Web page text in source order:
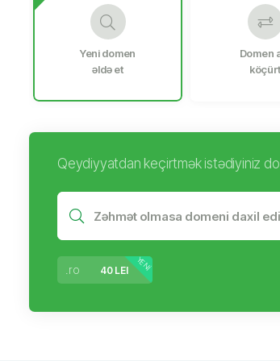
Yeni domen
əldə et
Domen
köçürt
Qeydiyyatdan keçirtmək istədiyiniz
YENI
.ro 40 LEI